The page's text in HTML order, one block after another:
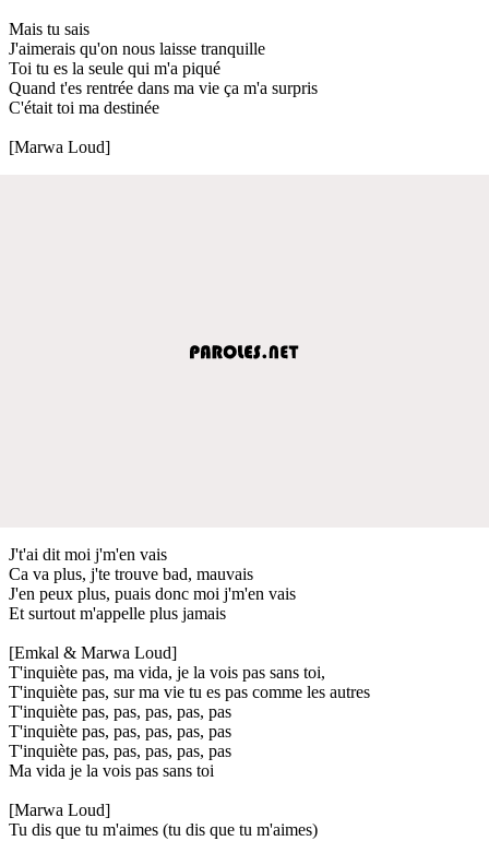
Mais tu sais
J'aimerais qu'on nous laisse tranquille
Toi tu es la seule qui m'a piqué
Quand t'es rentrée dans ma vie ça m'a surpris
C'était toi ma destinée
[Marwa Loud]
J't'ai dit moi j'm'en vais
Ca va plus, j'te trouve bad, mauvais
J'en peux plus, puais donc moi j'm'en vais
Et surtout m'appelle plus jamais
[Emkal & Marwa Loud]
T'inquiète pas, ma vida, je la vois pas sans toi,
T'inquiète pas, sur ma vie tu es pas comme les autres
T'inquiète pas, pas, pas, pas, pas
T'inquiète pas, pas, pas, pas, pas
T'inquiète pas, pas, pas, pas, pas
Ma vida je la vois pas sans toi
[Marwa Loud]
Tu dis que tu m'aimes (tu dis que tu m'aimes)